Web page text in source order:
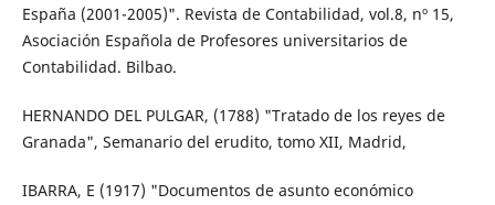
España (2001-2005)". Revista de Contabilidad, vol.8, nº 15,
Asociación Española de Profesores universitarios de
Contabilidad. Bilbao.
HERNANDO DEL PULGAR, (1788) "Tratado de los reyes de
Granada", Semanario del erudito, tomo XII, Madrid,
IBARRA, E (1917) "Documentos de asunto económico